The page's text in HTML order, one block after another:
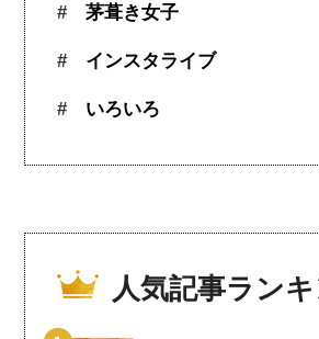
茅葺き女子
インスタライブ
いろいろ
人気記事ラン